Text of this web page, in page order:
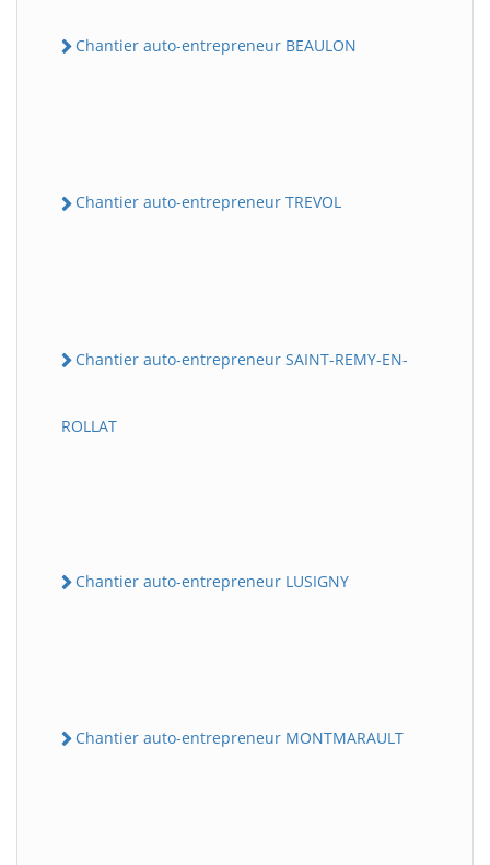
Chantier auto-entrepreneur BEAULON
Chantier auto-entrepreneur TREVOL
Chantier auto-entrepreneur SAINT-REMY-EN-
ROLLAT
Chantier auto-entrepreneur LUSIGNY
Chantier auto-entrepreneur MONTMARAULT